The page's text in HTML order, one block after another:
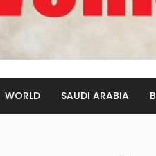
WORLD SAUDI ARABIA